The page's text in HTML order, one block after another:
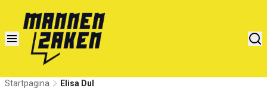
Startpagina Elisa Dul